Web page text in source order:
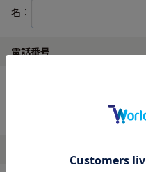
名：
電話番号
ハイフンなしでご入力ください。